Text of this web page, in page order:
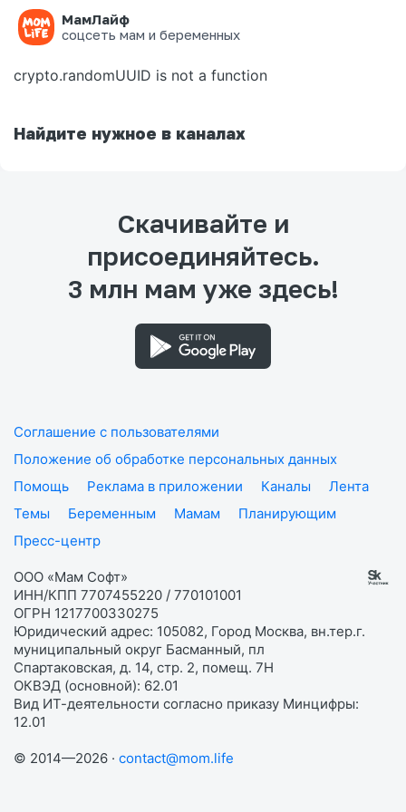
МамЛайф
соцсеть мам и беременных
Ошибка на странице
crypto.randomUUID is not a function
Найдите нужное в каналах
Скачивайте и
присоединяйтесь.
3 млн мам уже здесь!
Соглашение с пользователями
Положение об обработке персональных данных
Помощь
Реклама в приложении Каналы
Лента
Темы
Беременным Мамам
Планирующим
Пресс-центр
ООО «Мам Софт»
ИНН/КПП 7707455220 / 770101001
ОГРН 1217700330275
Юридический адрес: 105082, Город Москва, вн.тер.г.
муниципальный округ Басманный, пл
Спартаковская, д. 14, стр. 2, помещ. 7Н
ОКВЭД (основной): 62.01
Вид ИТ-деятельности согласно приказу Минцифры:
12.01
© 2014—2026 · contact@mom.life